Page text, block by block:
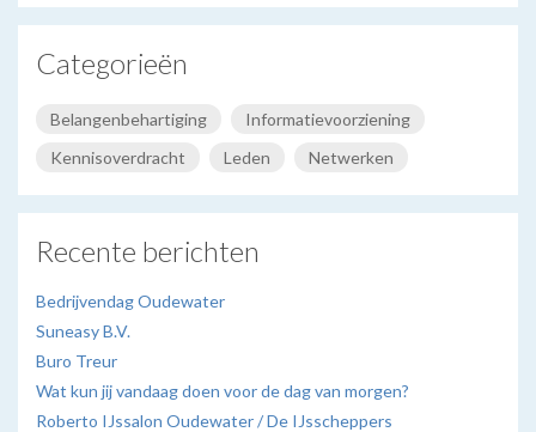
Categorieën
Belangenbehartiging
Informatievoorziening
Kennisoverdracht
Leden Netwerken
Recente berichten
Bedrijvendag Oudewater
Suneasy B.V.
Buro Treur
Wat kun jij vandaag doen voor de dag van morgen?
Roberto IJssalon Oudewater / De IJsscheppers